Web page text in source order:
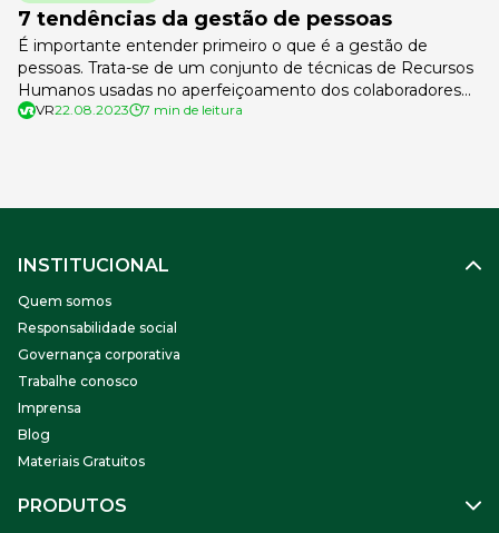
7 tendências da gestão de pessoas
É importante entender primeiro o que é a gestão de
pessoas. Trata-se de um conjunto de técnicas de Recursos
Humanos usadas no aperfeiçoamento dos colaboradores
das empresas, capacitando-os para as suas funções.
VR22.08.2023 7 min de leitura
INSTITUCIONAL
Quem somos
Responsabilidade social
Governança corporativa
Trabalhe conosco
Imprensa
Blog
Materiais Gratuitos
PRODUTOS